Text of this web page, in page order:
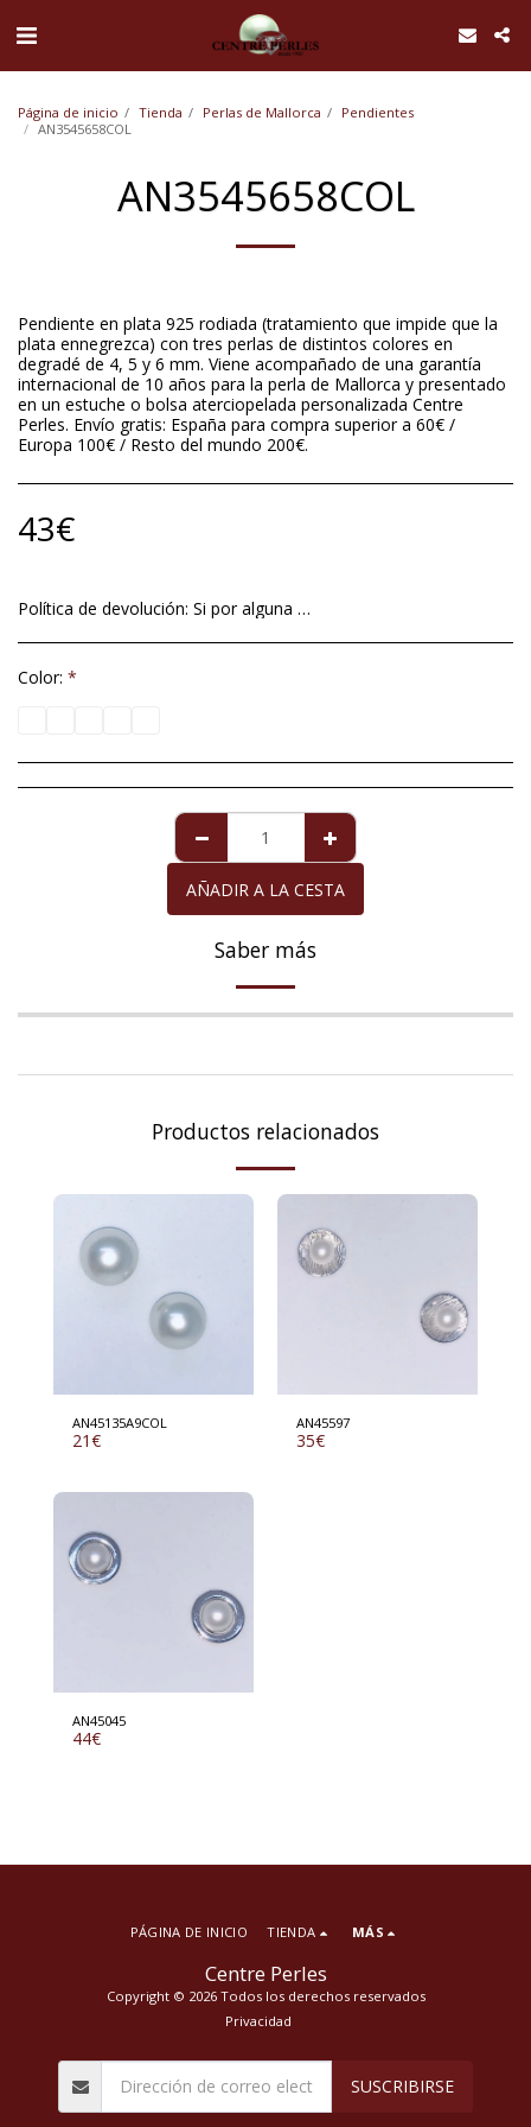
Página de inicio Tienda Perlas de Mallorca
Pendientes
AN3545658COL
AN3545658COL
Pendiente en plata 925 rodiada (tratamiento que impide que la
plata ennegrezca) con tres perlas de distintos colores en
degradé de 4, 5 y 6 mm. Viene acompañado de una garantía
internacional de 10 años para la perla de Mallorca y presentado
en un estuche o bolsa aterciopelada personalizada Centre
Perles. Envío gratis: España para compra superior a 60€ /
Europa 100€ / Resto del mundo 200€.
43€
Política de devolución: Si por alguna excepcional situación no está satisfech@ con el artículo que le hemos mandado, tiene un plazo máximo de 14 días a contar a partir de la fecha de entrega , para devolverlo. Imperfecciones en perlas de cultivo no será motivo aceptable de devolución ya que éstas son totalmente naturales y no se pueden alterar dándole formas redondas y perfectas. Para la perla de Mallorca que viene acompañada de la garantía de diez años, la garantía cubre cualquier defecto exclusivamente de la perla, siempre y cuando ésta haya recibido los cuidados necesarios. La devolución del importe de la compra, cuando proceda, se realizará en el mismo medio de pago con el que usted adquirió el artículo que devuelve.
Color: *
AÑADIR A LA CESTA
Saber más
Productos relacionados
AN45135A9COL
21€
AN45597
35€
AN45045
44€
Centre Perles
Copyright © 2026 Todos los derechos reservados
Privacidad
PÁGINA DE INICIO TIENDA MÁS
SUSCRIBIRSE